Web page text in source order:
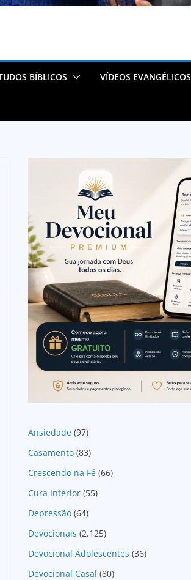
BÍBLICOS VÍDEOS EVANGÉLICOS
Ansiedade (97)
Casamento (83)
Crescendo na Fé (66)
Cura Interior (55)
Depressão (64)
Devocionais (2.125)
Devocional Adolescentes (36)
Devocional Casal (80)